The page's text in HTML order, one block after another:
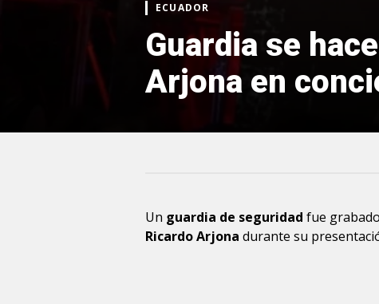
ECUADOR
Guardia se
Arjona en
Un guardia de seguridad fue grabado
Ricardo Arjona durante su